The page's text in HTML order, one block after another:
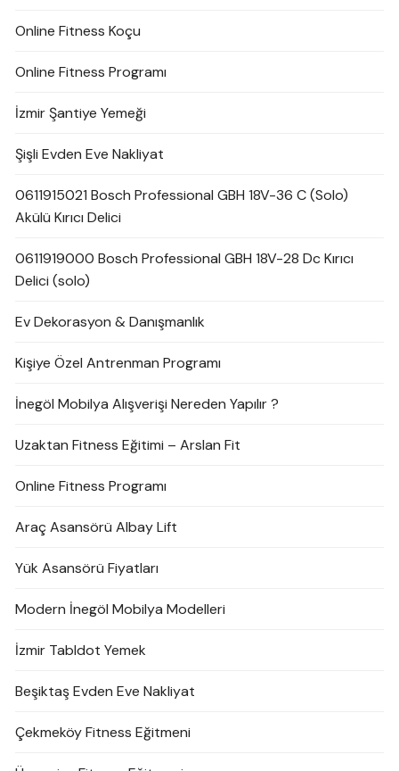
Online Fitness Koçu
Online Fitness Programı
İzmir Şantiye Yemeği
Şişli Evden Eve Nakliyat
0611915021 Bosch Professional GBH 18V-36 C (Solo)
Akülü Kırıcı Delici
0611919000 Bosch Professional GBH 18V-28 Dc Kırıcı
Delici (solo)
Ev Dekorasyon & Danışmanlık
Kişiye Özel Antrenman Programı
İnegöl Mobilya Alışverişi Nereden Yapılır ?
Uzaktan Fitness Eğitimi – Arslan Fit
Online Fitness Programı
Araç Asansörü Albay Lift
Yük Asansörü Fiyatları
Modern İnegöl Mobilya Modelleri
İzmir Tabldot Yemek
Beşiktaş Evden Eve Nakliyat
Çekmeköy Fitness Eğitmeni